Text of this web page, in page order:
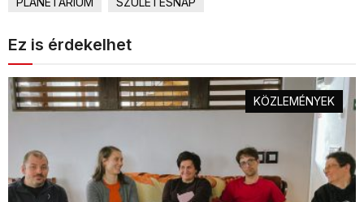
Ez is érdekelhet
KÖZLEMÉNYEK